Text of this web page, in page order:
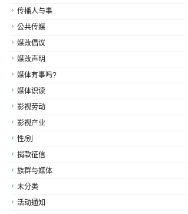
传播人与事
公共传媒
媒改倡议
媒改声明
媒体有事吗?
媒体识读
影视劳动
影视产业
性/别
捐款征信
族群与媒体
未分类
活动通知